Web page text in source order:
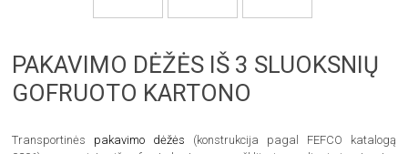
PAKAVIMO DĖŽĖS IŠ 3 SLUOKSNIŲ
GOFRUOTO KARTONO
Transportinės pakavimo dėžės (konstrukcija pagal FEFCO katalogą